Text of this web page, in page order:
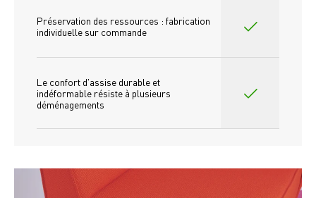
Préservation des ressources : fabrication
individuelle sur commande
Le confort d'assise durable et
indéformable résiste à plusieurs
déménagements